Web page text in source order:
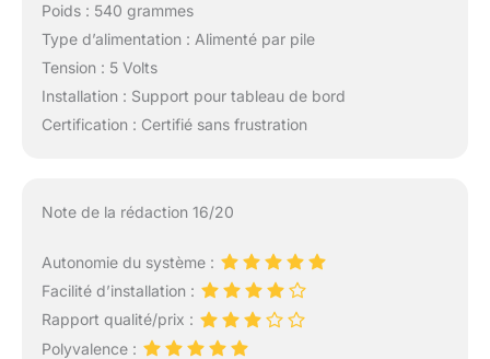
Poids : 540 grammes
Type d’alimentation : Alimenté par pile
Tension : 5 Volts
Installation : Support pour tableau de bord
Certification : Certifié sans frustration
Note de la rédaction 16/20
Autonomie du système :
Facilité d’installation :
Rapport qualité/prix :
Polyvalence :